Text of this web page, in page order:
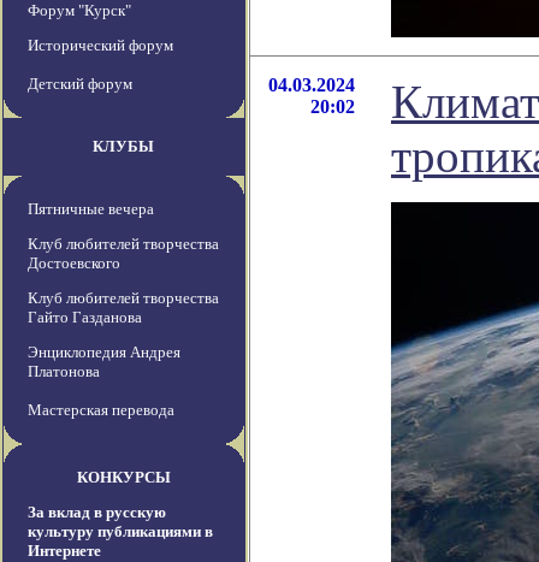
Форум "Курск"
Исторический форум
Детский форум
КЛУБЫ
Пятничные вечера
Клуб любителей творчества
Достоевского
Клуб любителей творчества
Гайто Газданова
Энциклопедия Андрея
Платонова
Мастерская перевода
КОНКУРСЫ
За вклад в русскую
культуру публикациями в
Интернете
04.03.2024
20:02